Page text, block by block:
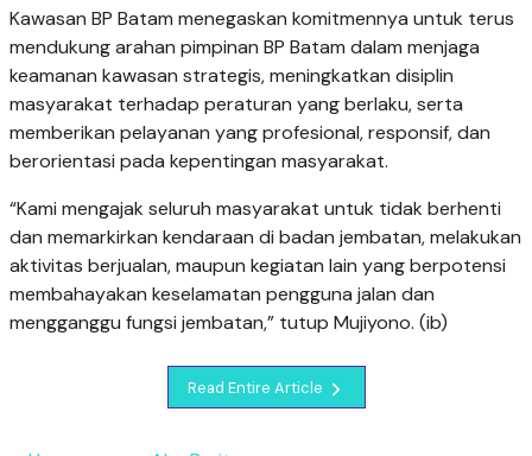
Kawasan BP Batam menegaskan komitmennya untuk terus
mendukung arahan pimpinan BP Batam dalam menjaga
keamanan kawasan strategis, meningkatkan disiplin
masyarakat terhadap peraturan yang berlaku, serta
memberikan pelayanan yang profesional, responsif, dan
berorientasi pada kepentingan masyarakat.
“Kami mengajak seluruh masyarakat untuk tidak berhenti
dan memarkirkan kendaraan di badan jembatan, melakukan
aktivitas berjualan, maupun kegiatan lain yang berpotensi
membahayakan keselamatan pengguna jalan dan
mengganggu fungsi jembatan,” tutup Mujiyono. (ib)
Read Entire Article